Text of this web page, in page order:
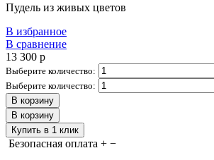
Пудель из живых цветов
В избранное
В сравнение
13 300 p
Выберите количество:
Выберите количество:
В корзину
В корзину
Купить в 1 клик
Безопасная оплата + −